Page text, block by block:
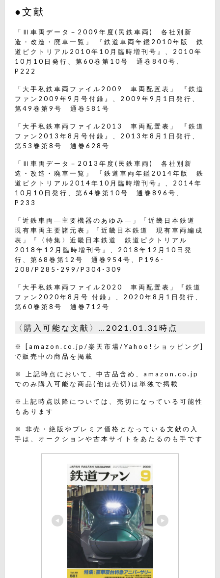
●文献
「Ⅲ車両データ－2009年度(民鉄車両) 各社別新
造・改造・廃車一覧」 『鉄道車両年鑑2010年版 鉄
道ピクトリアル2010年10月臨時増刊号』、2010年
10月10日発行、第60巻第10号 通巻840号、
P222
「大手私鉄車両ファイル2009 車両配置表」 『鉄道
ファン2009年9月号付録』、2009年9月1日発行、
第49巻第9号 通巻581号
「大手私鉄車両ファイル2013 車両配置表」 『鉄道
ファン2013年8月号付録』、2013年8月1日発行、
第53巻第8号 通巻628号
「Ⅲ車両データ－2013年度(民鉄車両) 各社別新
造・改造・廃車一覧」 『鉄道車両年鑑2014年版 鉄
道ピクトリアル2014年10月臨時増刊号』、2014年
10月10日発行、第64巻第10号 通巻896号、
P233
「近鉄車両―主要機器のあゆみ―」「近畿日本鉄道
現有車両主要諸元表」「近畿日本鉄道 現有車両編成
表」『〈特集〉近畿日本鉄道 鉄道ピクトリアル
2018年12月臨時増刊号』、2018年12月10日発
行、第68巻第12号 通巻954号、P196-
208/P285-299/P304-309
「大手私鉄車両ファイル2020 車両配置表」『鉄道
ファン2020年8月号 付録』、2020年8月1日発行、
第60巻第8号 通巻712号
〈購入可能な文献〉…2021.01.31時点
※ [amazon.co.jp/楽天市場/Yahoo!ショッピング]
で販売中の商品を掲載
※ 上記時点において、中古品含め、amazon.co.jp
でのみ購入可能な商品(他は売切)は単独で掲載
※上記時点以降については、売切になっている可能性
もあります
※ 非売・絶版やプレミア価格となっている文献の入
手は、オークションや古本サイトをあたるのも手です